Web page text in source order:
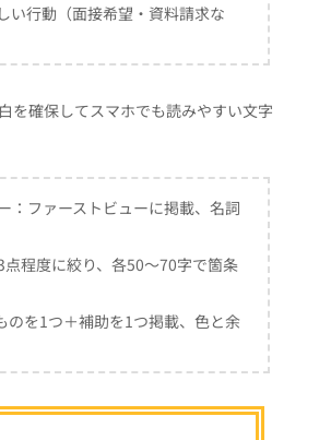
い行動（面接希望・資料請求な
を確保してスマホでも読みやすい文字
：ファーストビューに掲載、名詞
程度に絞り、各50～70字で箇条
のを1つ＋補助を1つ掲載、色と余